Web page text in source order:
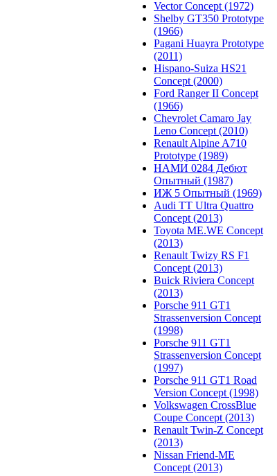
Vector Concept (1972)
Shelby GT350 Prototype
(1966)
Pagani Huayra Prototype
(2011)
Hispano-Suiza HS21
Concept (2000)
Ford Ranger II Concept
(1966)
Chevrolet Camaro Jay
Leno Concept (2010)
Renault Alpine A710
Prototype (1989)
НАМИ 0284 Дебют
Опытный (1987)
ИЖ 5 Опытный (1969)
Audi TT Ultra Quattro
Concept (2013)
Toyota ME.WE Concept
(2013)
Renault Twizy RS F1
Concept (2013)
Buick Riviera Concept
(2013)
Porsche 911 GT1
Strassenversion Concept
(1998)
Porsche 911 GT1
Strassenversion Concept
(1997)
Porsche 911 GT1 Road
Version Concept (1998)
Volkswagen CrossBlue
Coupe Concept (2013)
Renault Twin-Z Concept
(2013)
Nissan Friend-ME
Concept (2013)